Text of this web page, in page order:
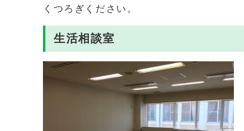
くつろぎください。
生活相談室